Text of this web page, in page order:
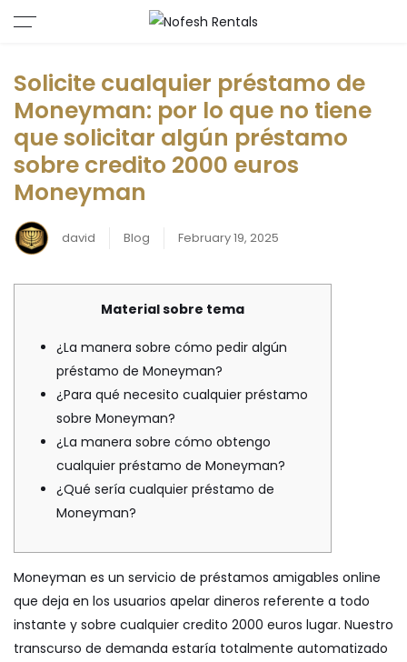
Solicite cualquier préstamo de
Moneyman: por lo que no tiene
que solicitar algún préstamo
sobre credito 2000 euros
Moneyman
david Blog February 19, 2025
Material sobre tema
¿La manera sobre cómo pedir algún
préstamo de Moneyman?
¿Para qué necesito cualquier préstamo
sobre Moneyman?
¿La manera sobre cómo obtengo
cualquier préstamo de Moneyman?
¿Qué serí­a cualquier préstamo de
Moneyman?
Moneyman es un servicio de préstamos amigables online
que deja en los usuarios apelar dineros referente a todo
instante y sobre cualquier credito 2000 euros lugar. Nuestro
transcurso de demanda estaría totalmente automatizado